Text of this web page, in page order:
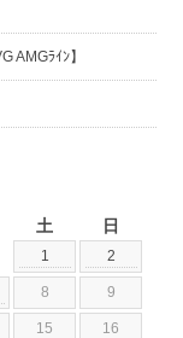
AMGﾗｲﾝ】
土 日
1 2
8 9
15 16